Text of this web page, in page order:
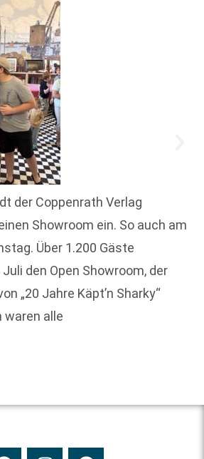
der Coppenrath Verlag
Showroom ein. So auch am
Über 1.200 Gäste
den Open Showroom, der
„20 Jahre Käpt’n Sharky“
waren alle